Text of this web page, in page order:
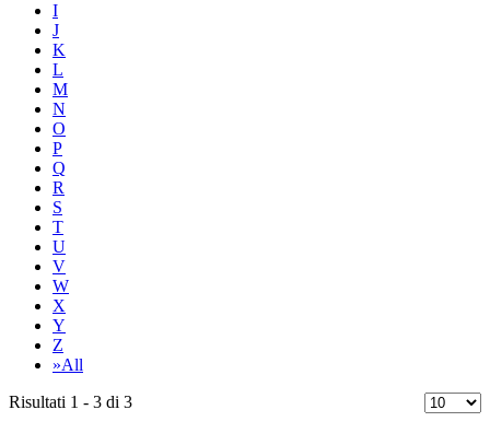
I
J
K
L
M
N
O
P
Q
R
S
T
U
V
W
X
Y
Z
»All
Risultati 1 - 3 di 3